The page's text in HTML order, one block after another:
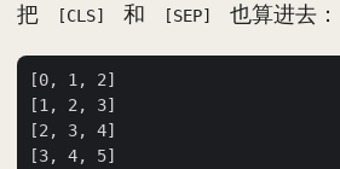
把 [CLS] 和 [SEP] 也算进去：
[0, 1, 2]
[1, 2, 3]
[2, 3, 4]
[3, 4, 5]